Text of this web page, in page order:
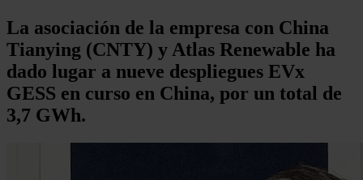
La asociación de la empresa con China
Tianying (CNTY) y Atlas Renewable ha
dado lugar a nueve despliegues EVx
GESS en curso en China, por un total de
3,7 GWh.